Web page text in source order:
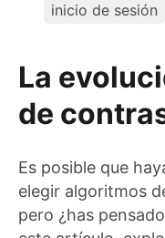
inicio de sesión
La
de
Es posible que
elegir algoritmos
pero ¿has